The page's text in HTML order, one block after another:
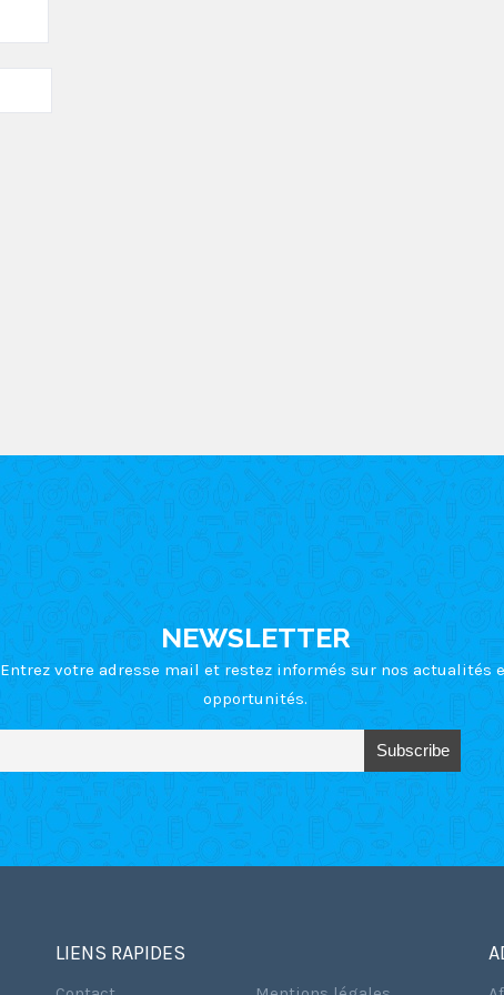
NEWSLETTER
Entrez votre adresse mail et restez informés sur nos actualités
opportunités.
LIENS RAPIDES